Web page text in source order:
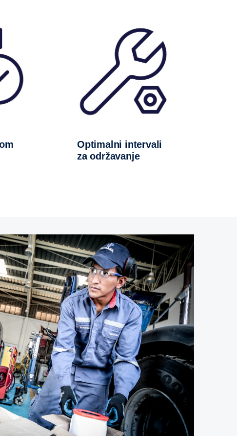
Optimalni intervali
za održavanje